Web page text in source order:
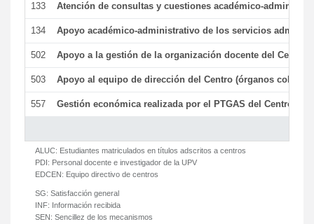
133 Atención de consultas y cuestiones académico-
134 Apoyo académico-administrativo de los servicios
502 Apoyo a la gestión de la organización docente del Centro
503 Apoyo al equipo de dirección del Centro (órganos
557 Gestión económica realizada por el PTGAS del Centro
ALUC: Estudiantes matriculados en títulos adscritos a centros
PDI: Personal docente e investigador de la UPV
EDCEN: Equipo directivo de centros
SG: Satisfacción general
INF: Información recibida
SEN: Sencillez de los mecanismos